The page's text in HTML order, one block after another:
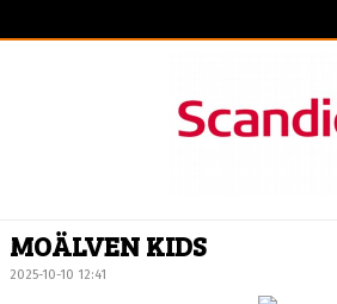
KALENDER
MOÄLVEN KIDS
2025-10-10 12:41